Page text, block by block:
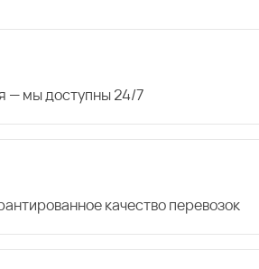
— мы доступны 24/7
качество перевозок